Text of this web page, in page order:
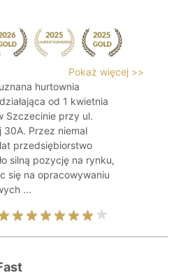
Pokaż więcej >>
hurtownia
od 1 kwietnia
Szczecinie przy ul.
30A. Przez niemal
przedsiębiorstwo
silną pozycję na rynku,
się na opracowywaniu
...